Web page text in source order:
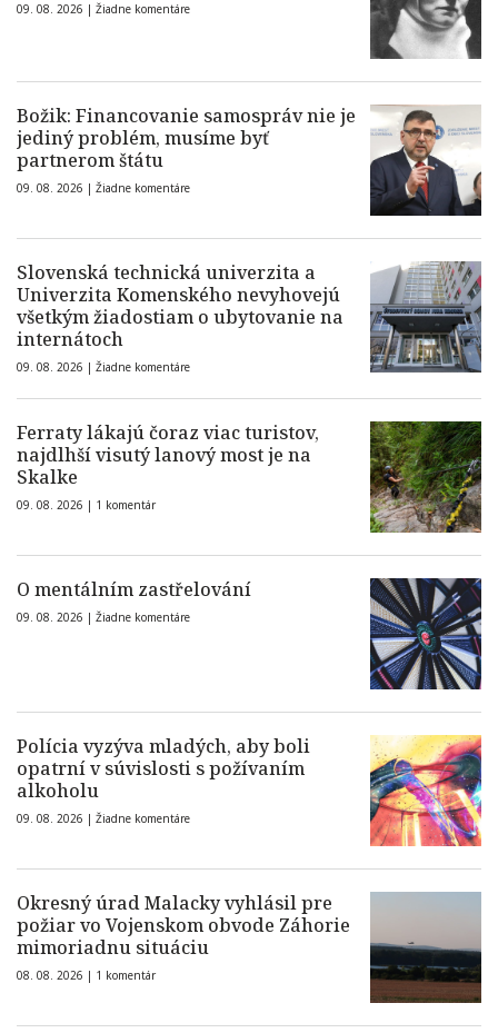
09. 08. 2026 | Žiadne komentáre
Božik: Financovanie samospráv nie je
jediný problém, musíme byť
partnerom štátu
09. 08. 2026 | Žiadne komentáre
Slovenská technická univerzita a
Univerzita Komenského nevyhovejú
všetkým žiadostiam o ubytovanie na
internátoch
09. 08. 2026 | Žiadne komentáre
Ferraty lákajú čoraz viac turistov,
najdlhší visutý lanový most je na
Skalke
09. 08. 2026 | 1 komentár
O mentálním zastřelování
09. 08. 2026 | Žiadne komentáre
Polícia vyzýva mladých, aby boli
opatrní v súvislosti s požívaním
alkoholu
09. 08. 2026 | Žiadne komentáre
Okresný úrad Malacky vyhlásil pre
požiar vo Vojenskom obvode Záhorie
mimoriadnu situáciu
08. 08. 2026 | 1 komentár